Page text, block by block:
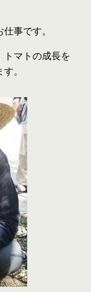
事です。
トマトの成長を
。